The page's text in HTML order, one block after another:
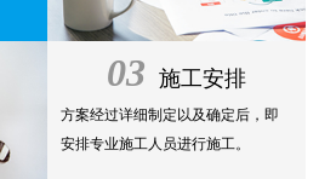
03 施工安排
方案经过详细制定以及确定后，即
安排专业施工人员进行施工。